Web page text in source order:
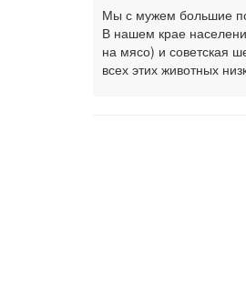
Мы с мужем большие
В нашем крае
на мясо) и советская
всех этих животных